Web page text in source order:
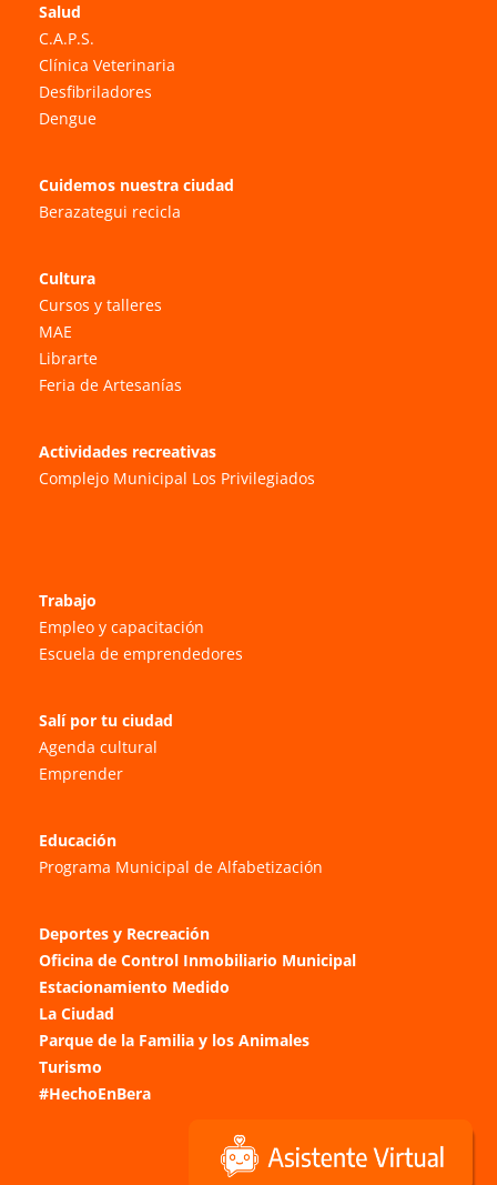
Salud
C.A.P.S.
Clínica Veterinaria
Desfibriladores
Dengue
Cuidemos nuestra ciudad
Berazategui recicla
Cultura
Cursos y talleres
MAE
Librarte
Feria de Artesanías
Actividades recreativas
Complejo Municipal Los Privilegiados
Trabajo
Empleo y capacitación
Escuela de emprendedores
Salí por tu ciudad
Agenda cultural
Emprender
Educación
Programa Municipal de Alfabetización
Deportes y Recreación
Oficina de Control Inmobiliario Municipal
Estacionamiento Medido
La Ciudad
Parque de la Familia y los Animales
Turismo
#HechoEnBera